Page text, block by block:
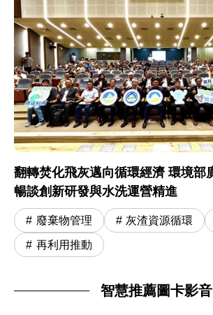
翻轉焚化飛灰邁向循環經濟 環境部廣邀產官學百人
暢談創新研發與水洗運營精進
廢棄物管理 灰渣資源循環
再利用推動
智慧推薦圖卡影音